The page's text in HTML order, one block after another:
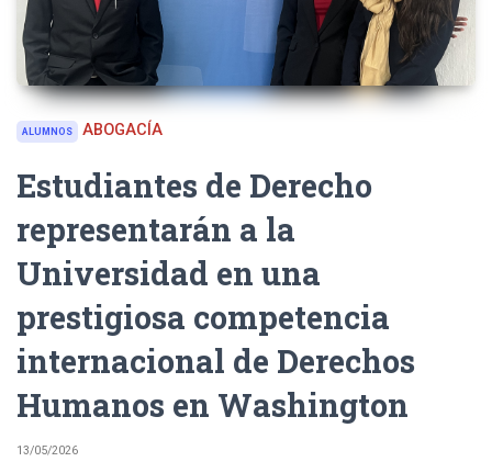
ALUMNOS ABOGACÍA
Estudiantes de Derecho
representarán a la
Universidad en una
prestigiosa competencia
internacional de Derechos
Humanos en Washington
13/05/2026